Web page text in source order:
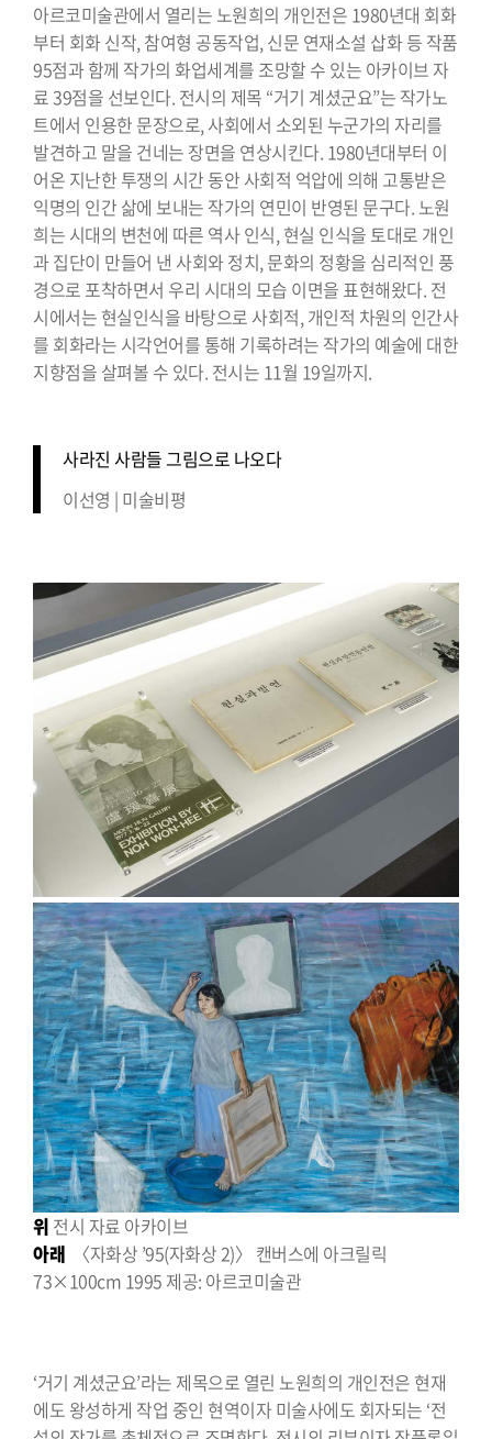
아르코미술관에서 열리는 노원희의 개인전은 1980년대 회화
부터 회화 신작, 참여형 공동작업, 신문 연재소설 삽화 등 작품
95점과 함께 작가의 화업세계를 조망할 수 있는 아카이브 자
료 39점을 선보인다. 전시의 제목 “거기 계셨군요”는 작가노
트에서 인용한 문장으로, 사회에서 소외된 누군가의 자리를
발견하고 말을 건네는 장면을 연상시킨다. 1980년대부터 이
어온 지난한 투쟁의 시간 동안 사회적 억압에 의해 고통받은
익명의 인간 삶에 보내는 작가의 연민이 반영된 문구다. 노원
희는 시대의 변천에 따른 역사 인식, 현실 인식을 토대로 개인
과 집단이 만들어 낸 사회와 정치, 문화의 정황을 심리적인 풍
경으로 포착하면서 우리 시대의 모습 이면을 표현해왔다. 전
시에서는 현실인식을 바탕으로 사회적, 개인적 차원의 인간사
를 회화라는 시각언어를 통해 기록하려는 작가의 예술에 대한
지향점을 살펴볼 수 있다. 전시는 11월 19일까지.
사라진 사람들 그림으로 나오다
이선영 | 미술비평
위 전시 자료 아카이브
아래 〈자화상 ’95(자화상 2)〉 캔버스에 아크릴릭
73×100cm 1995 제공: 아르코미술관
‘거기 계셨군요’라는 제목으로 열린 노원희의 개인전은 현재
에도 왕성하게 작업 중인 현역이자 미술사에도 회자되는 ‘전